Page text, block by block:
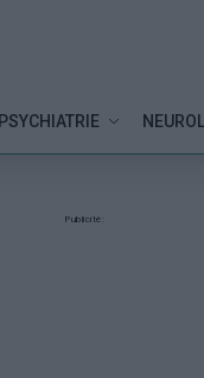
PSYCHIATRIE
Publicité: